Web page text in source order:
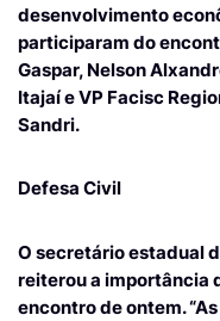
desenvolvimento
participaram do
Gaspar, Nelson
Itajaí e VP Facisc
Sandri.
Defesa Civil
O secretário estadual
reiterou a importância
encontro de ontem.